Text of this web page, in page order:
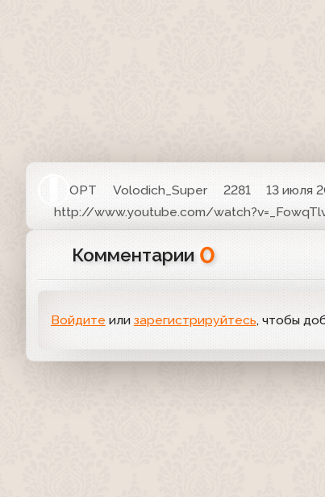
ОРТ Volodich_Super 2281
13 июля
http://www.youtube.com/
Комментарии 0
Войдите или зарегистрируйтесь, чтобы